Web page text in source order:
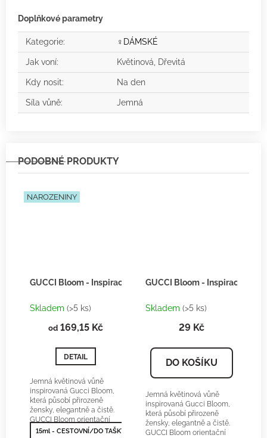
Doplňkové parametry
Kategorie: ♀️DÁMSKÉ
Jak voní: Květinová, Dřevitá
Kdy nosit: Na den
Síla vůně: Jemná
NAROZENINY
GUCCI Bloom - Inspirace F034
Skladem (>5 ks)
od 169,15 Kč
DETAIL
Jemná květinová vůně
inspirovaná Gucci Bloom,
která působí přirozeně
žensky, elegantně a čistě.
GUCCI Bloom orientační
cena:1900-2600Kč/50 ml
15ml - CESTOVNÍ/DO TAŠKY 50ml - NEJPRODÁVANĚJŠÍ
GUCCI Bloom - Inspirace
Skladem (>5 ks)
29 Kč
DO KOŠÍKU
Jemná květinová vůně
inspirovaná Gucci Bloom,
která působí přirozeně
žensky, elegantně a čistě.
GUCCI Bloom orientační